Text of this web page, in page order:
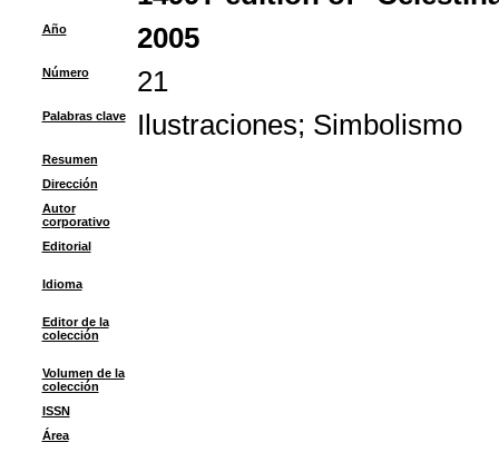
Año 2005
Número 21
Palabras clave Ilustraciones; Simbolismo
Resumen
Dirección
Autor
corporativo
Editorial
Idioma
Editor de la
colección
Volumen de la
colección
ISSN
Área